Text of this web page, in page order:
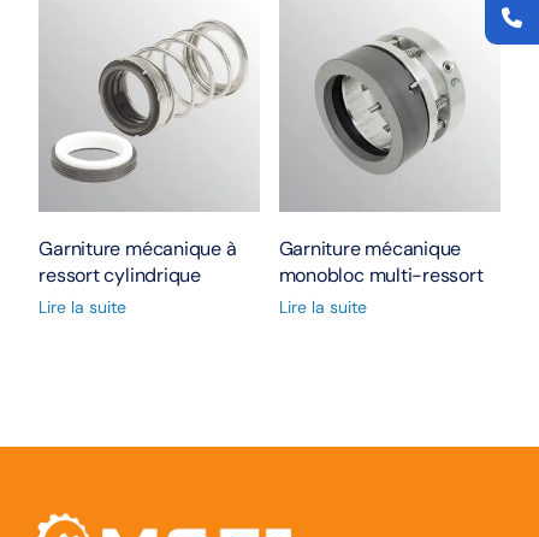
Garniture mécanique à
ressort cylindrique
Lire la suite
Garniture mécanique
monobloc multi-ressort
Lire la suite